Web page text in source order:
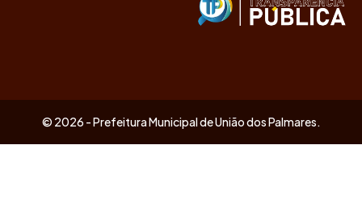
© 2026 - Prefeitura Municipal de União dos Palmares.